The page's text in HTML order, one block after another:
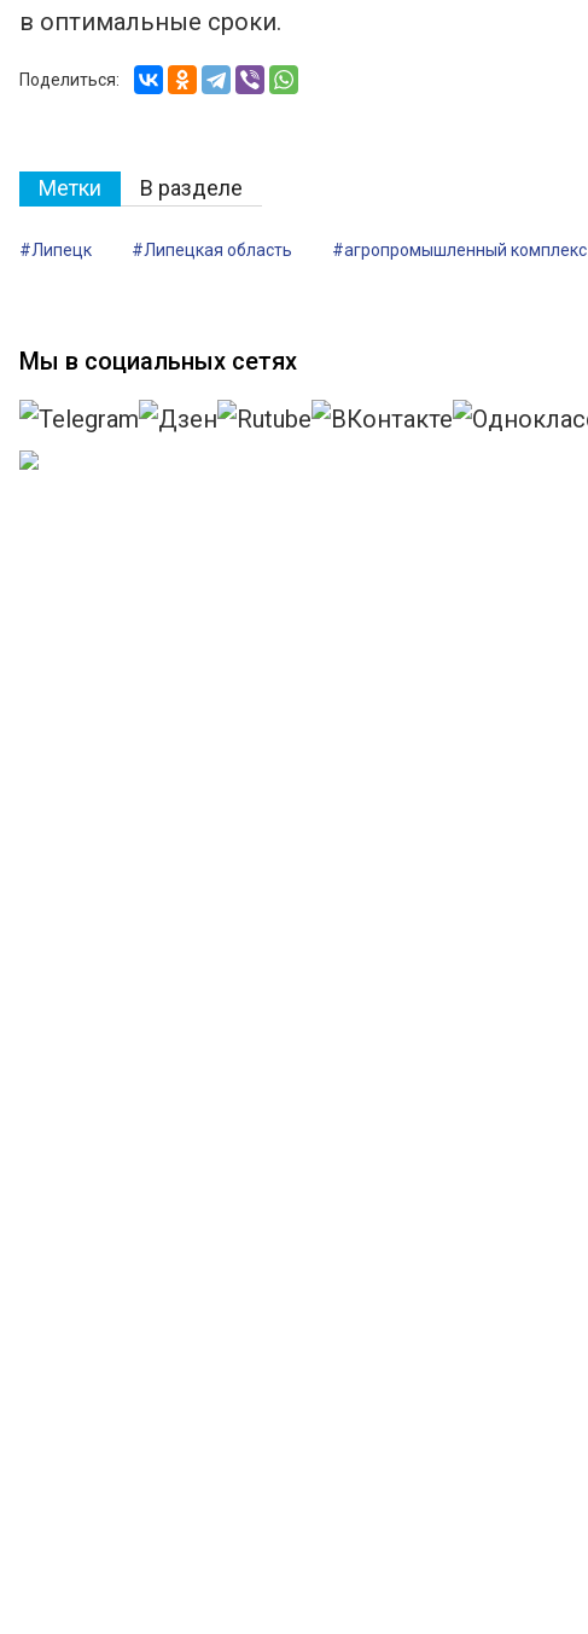
в оптимальные сроки.
Поделиться:
Метки В разделе
#Липецк #Липецкая область #агропромышленный комплекс
Мы в социальных сетях